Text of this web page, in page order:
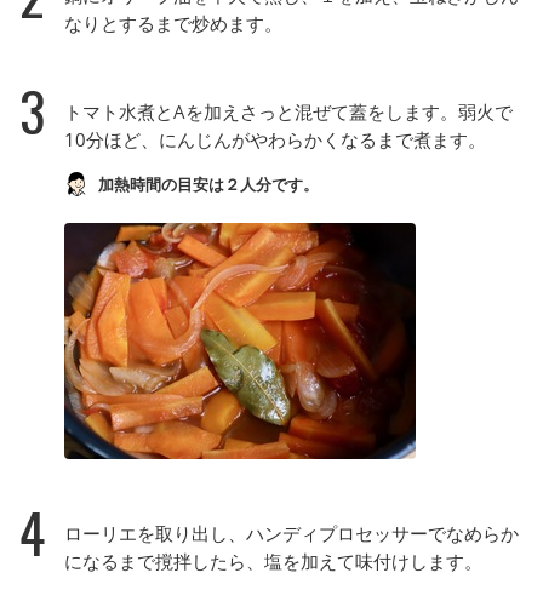
なりとするまで炒めます。
3
トマト水煮とAを加えさっと混ぜて蓋をします。弱火で
10分ほど、にんじんがやわらかくなるまで煮ます。
加熱時間の目安は２人分です。
4
ローリエを取り出し、ハンディプロセッサーでなめらか
になるまで撹拌したら、塩を加えて味付けします。